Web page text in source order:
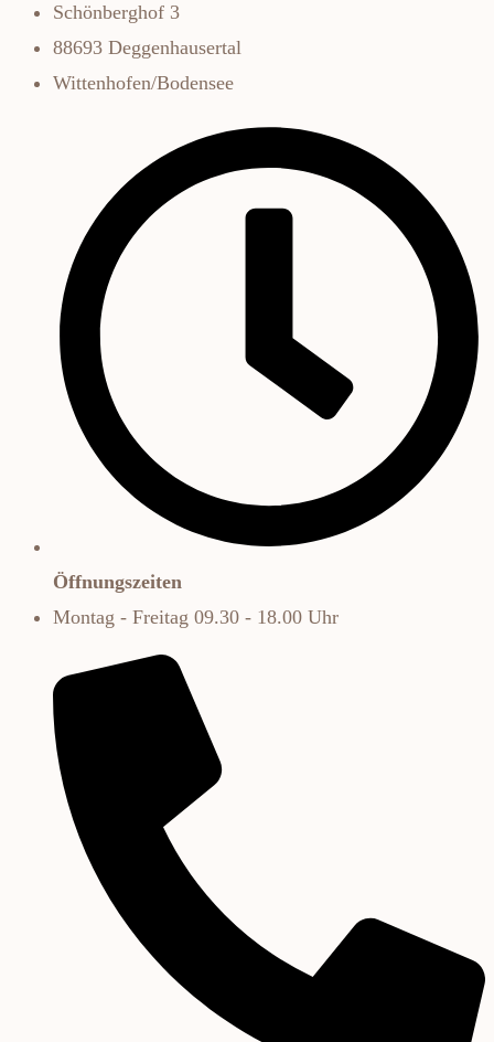
Schönberghof 3
88693 Deggenhausertal
Wittenhofen/Bodensee
Öffnungszeiten
Montag - Freitag 09.30 - 18.00 Uhr